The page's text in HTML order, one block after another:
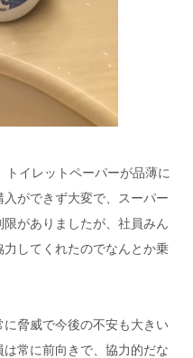
イレットペーパーが品薄に
ができず大変で、スーパー
がありましたが、社員みん
してくれたのでなんとか乗
脅威で今後の不安も大きい
常に前向きで、協力的だな